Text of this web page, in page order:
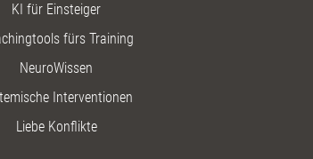
KI für Einsteiger
fürs Training
NeuroWissen
Interventionen
Liebe Konflikte